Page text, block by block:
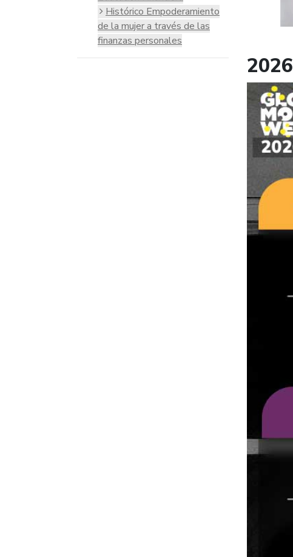
2026
Histórico Empoderamiento
de la mujer a través de las
finanzas personales